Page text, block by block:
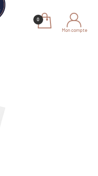
Mon compte